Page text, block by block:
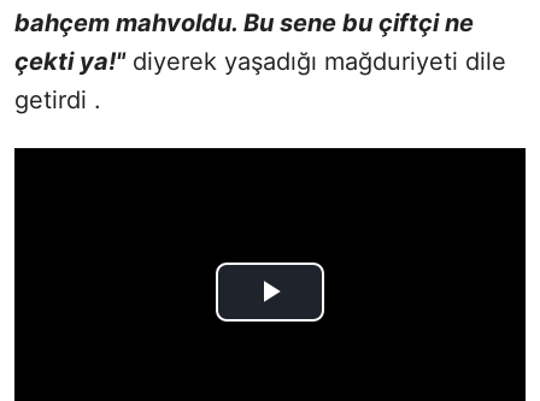
bahçem mahvoldu. Bu sene bu çiftçi ne
çekti ya!"diyerek yaşadığı mağduriyeti dile
getirdi .